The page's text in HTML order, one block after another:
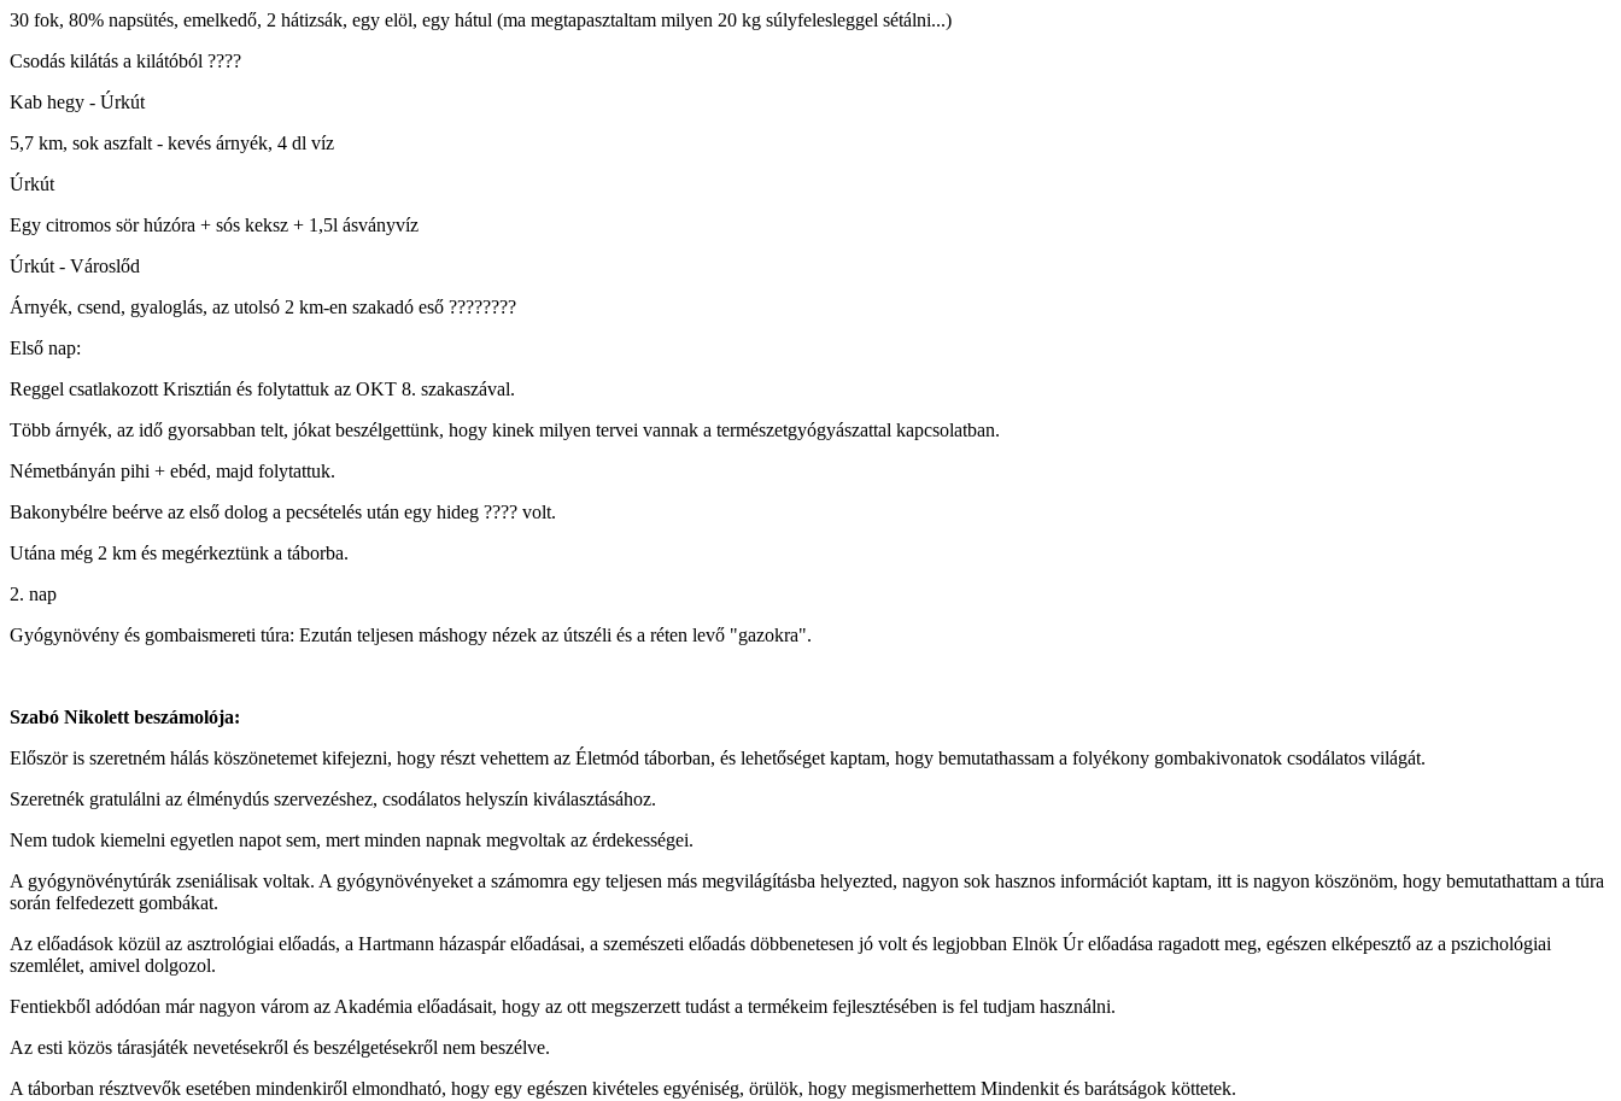
30 fok, 80% napsütés, emelkedő, 2 hátizsák, egy elöl, egy hátul (ma megtapasztaltam milyen 20 kg súlyfelesleggel sétálni...)
Csodás kilátás a kilátóból ????
Kab hegy - Úrkút
5,7 km, sok aszfalt - kevés árnyék, 4 dl víz
Úrkút
Egy citromos sör húzóra + sós keksz + 1,5l ásványvíz
Úrkút - Városlőd
Árnyék, csend, gyaloglás, az utolsó 2 km-en szakadó eső ????????️
Első nap:
Reggel csatlakozott Krisztián és folytattuk az OKT 8. szakaszával.
Több árnyék, az idő gyorsabban telt, jókat beszélgettünk, hogy kinek milyen tervei vannak a természetgyógyászattal kapcsolatban.
Németbányán pihi + ebéd, majd folytattuk.
Bakonybélre beérve az első dolog a pecsételés után egy hideg ???? volt.
Utána még 2 km és megérkeztünk a táborba.
2. nap
Gyógynövény és gombaismereti túra: Ezután teljesen máshogy nézek az útszéli és a réten levő "gazokra".
Szabó Nikolett beszámolója:
Először is szeretném hálás köszönetemet kifejezni, hogy részt vehettem az Életmód táborban, és lehetőséget kaptam, hogy bemutathassam a folyékony gombakivonatok csodálatos világát.
Szeretnék gratulálni az élménydús szervezéshez, csodálatos helyszín kiválasztásához.
Nem tudok kiemelni egyetlen napot sem, mert minden napnak megvoltak az érdekességei.
A gyógynövénytúrák zseniálisak voltak. A gyógynövényeket a számomra egy teljesen más megvilágításba helyezted, nagyon sok hasznos információt kaptam, itt is nagyon köszönöm, hogy bemutathattam a túra
során felfedezett gombákat.
Az előadások közül az asztrológiai előadás, a Hartmann házaspár előadásai, a szemészeti előadás döbbenetesen jó volt és legjobban Elnök Úr előadása ragadott meg, egészen elképesztő az a pszichológiai
szemlélet, amivel dolgozol.
Fentiekből adódóan már nagyon várom az Akadémia előadásait, hogy az ott megszerzett tudást a termékeim fejlesztésében is fel tudjam használni.
Az esti közös tárasjáték nevetésekről és beszélgetésekről nem beszélve.
A táborban résztvevők esetében mindenkiről elmondható, hogy egy egészen kivételes egyéniség, örülök, hogy megismerhettem Mindenkit és barátságok köttetek.